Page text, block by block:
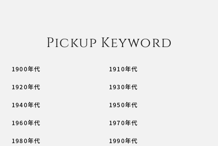
Pickup Keyword
1900年代 1910年代
1920年代 1930年代
1940年代 1950年代
1960年代 1970年代
1980年代 1990年代